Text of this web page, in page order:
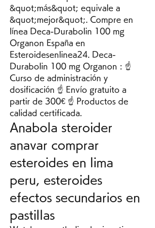
&quot;más&quot; equivale a
&quot;mejor&quot;. Compre en
línea Deca-Durabolin 100 mg
Organon España en
Esteroidesenlinea24. Deca-
Durabolin 100 mg Organon : ☝
Curso de administración y
dosificación ☝ Envío gratuito a
partir de 300€ ☝ Productos de
calidad certificada.
Anabola steroider
anavar comprar
esteroides en lima
peru, esteroides
efectos secundarios en
pastillas